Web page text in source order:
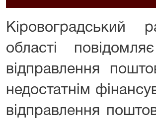
Кіровоградський
області
відправлення
недостатнім
відправлення